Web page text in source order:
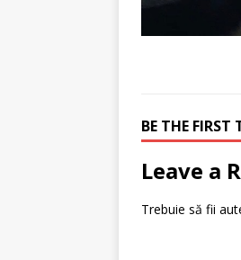
BE THE
Leave a
Trebuie să fii